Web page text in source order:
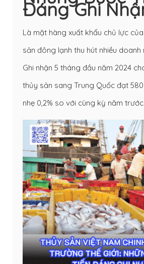
Đáng Ghi
Là mặt hàng xuất khẩu chủ lực
sản đông lạnh thu hút nhiều
Ghi nhận 5 tháng đầu năm 2024
thủy sản sang Trung Quốc đạt
nhẹ 0,2% so với cùng kỳ năm trước.